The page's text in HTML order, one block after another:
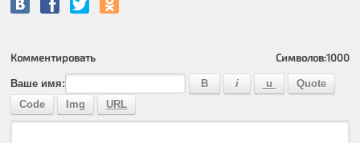
Комментировать Символов:1000
Ваше имя: